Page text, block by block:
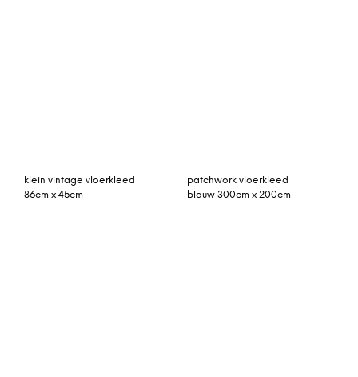
vintage vloerkleed rood
322cm x 216cm
Solid viskos vloerkleed
250 x 350 cm. francis